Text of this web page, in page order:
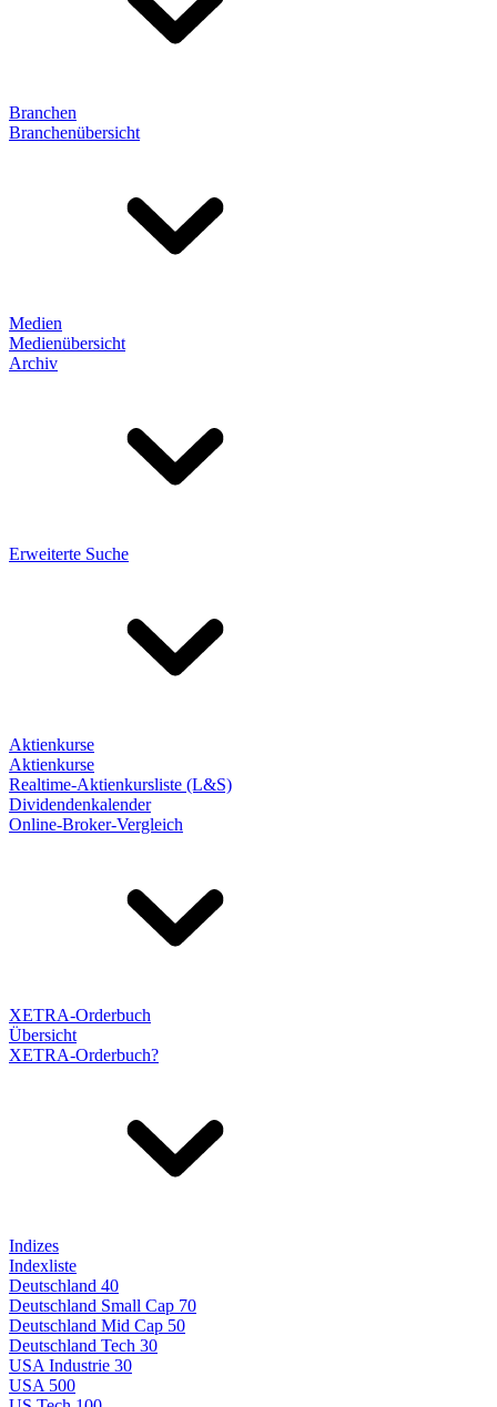
Branchen
Branchenübersicht
Medien
Medienübersicht
Archiv
Erweiterte Suche
Aktienkurse
Aktienkurse
Realtime-Aktienkursliste (L&S)
Dividendenkalender
Online-Broker-Vergleich
XETRA-Orderbuch
Übersicht
XETRA-Orderbuch?
Indizes
Indexliste
Deutschland 40
Deutschland Small Cap 70
Deutschland Mid Cap 50
Deutschland Tech 30
USA Industrie 30
USA 500